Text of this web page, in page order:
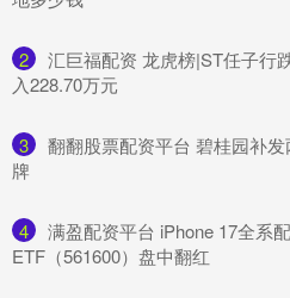
2
汇巨福配资 龙虎榜|ST任子行
入228.70万元
3
翻翻股票配资平台 碧桂园补
牌
4
满盈配资平台 iPhone 17全系
ETF（561600）盘中翻红